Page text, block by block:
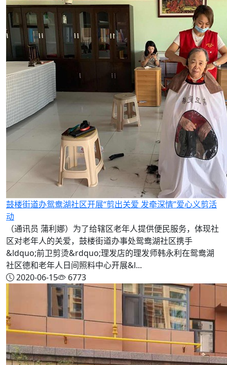
鼓楼街道办鸳鸯湖社区开展“剪出关爱 发牵深情”爱心义剪活
动
（通讯员 蒲利娜）为了给辖区老年人提供便民服务，体现社
区对老年人的关爱，鼓楼街道办事处鸳鸯湖社区携手
&ldquo;前卫剪烫&rdquo;理发店的理发师韩永利在鸳鸯湖
社区德和老年人日间照料中心开展&l...
2020-06-15
6773